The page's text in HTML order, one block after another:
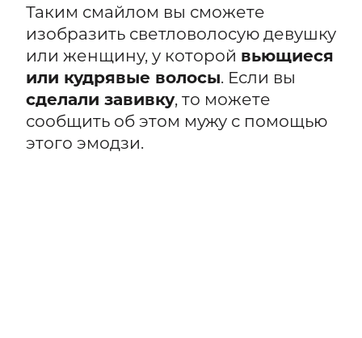
Таким смайлом вы сможете
изобразить светловолосую девушку
или женщину, у которой вьющиеся
или кудрявые волосы. Если вы
сделали завивку, то можете
сообщить об этом мужу с помощью
этого эмодзи.